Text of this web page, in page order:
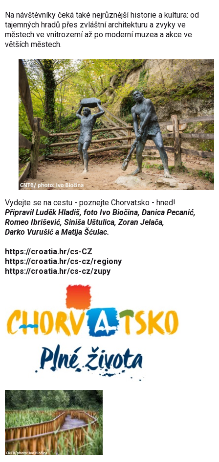
Na návštěvníky čeká také nejrůznější historie a kultura: od
tajemných hradů přes zvláštní architekturu a zvyky ve
městech ve vnitrozemí až po moderní muzea a akce ve
větších městech.
Vydejte se na cestu - poznejte Chorvatsko - hned!
Připravil Luděk Hladiš, foto Ivo Biočina, Danica Pecanić,
Romeo Ibrišević, Siniša Uštulica, Zoran Jelača,
Darko Vurušić a Matija Šćulac.
https://croatia.hr/cs-CZ
https://croatia.hr/cs-cz/regiony
https://croatia.hr/cs-cz/zupy